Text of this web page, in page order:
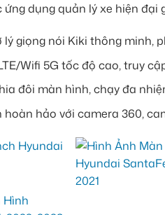
dụng quản lý xe hiện
lý giọng nói Kiki thông minh,
Wifi 5G tốc độ cao, truy
đôi màn hình, chạy đa
hoàn hảo với camera 360,